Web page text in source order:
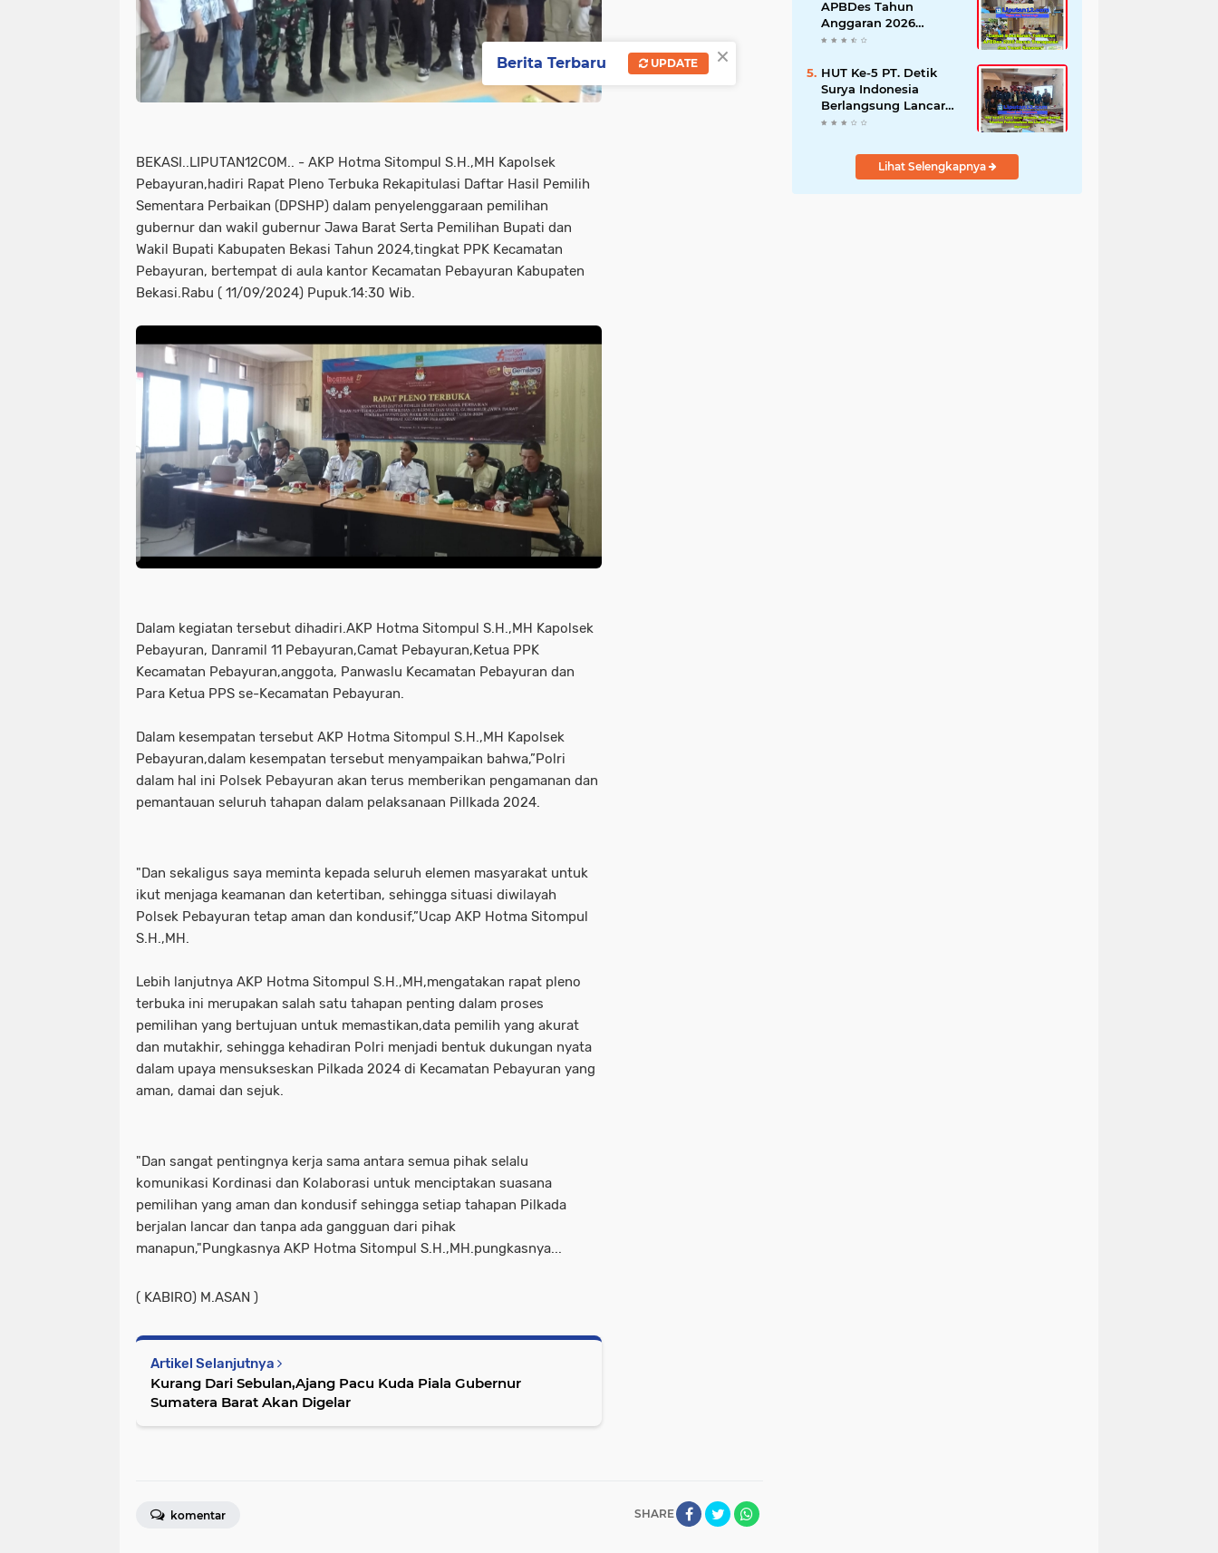
BEKASI..LIPUTAN12COM.. - AKP Hotma Sitompul S.H.,MH Kapolsek
Pebayuran,hadiri Rapat Pleno Terbuka Rekapitulasi Daftar Hasil Pemilih
Sementara Perbaikan (DPSHP) dalam penyelenggaraan pemilihan
gubernur dan wakil gubernur Jawa Barat Serta Pemilihan Bupati dan
Wakil Bupati Kabupaten Bekasi Tahun 2024,tingkat PPK Kecamatan
Pebayuran, bertempat di aula kantor Kecamatan Pebayuran Kabupaten
Bekasi.Rabu ( 11/09/2024) Pupuk.14:30 Wib.
Dalam kegiatan tersebut dihadiri.AKP Hotma Sitompul S.H.,MH Kapolsek
Pebayuran, Danramil 11 Pebayuran,Camat Pebayuran,Ketua PPK
Kecamatan Pebayuran,anggota, Panwaslu Kecamatan Pebayuran dan
Para Ketua PPS se-Kecamatan Pebayuran.
Dalam kesempatan tersebut AKP Hotma Sitompul S.H.,MH Kapolsek
Pebayuran,dalam kesempatan tersebut menyampaikan bahwa,”Polri
dalam hal ini Polsek Pebayuran akan terus memberikan pengamanan dan
pemantauan seluruh tahapan dalam pelaksanaan Pillkada 2024.
"Dan sekaligus saya meminta kepada seluruh elemen masyarakat untuk
ikut menjaga keamanan dan ketertiban, sehingga situasi diwilayah
Polsek Pebayuran tetap aman dan kondusif,”Ucap AKP Hotma Sitompul
S.H.,MH.
Lebih lanjutnya AKP Hotma Sitompul S.H.,MH,mengatakan rapat pleno
terbuka ini merupakan salah satu tahapan penting dalam proses
pemilihan yang bertujuan untuk memastikan,data pemilih yang akurat
dan mutakhir, sehingga kehadiran Polri menjadi bentuk dukungan nyata
dalam upaya mensukseskan Pilkada 2024 di Kecamatan Pebayuran yang
aman, damai dan sejuk.
"Dan sangat pentingnya kerja sama antara semua pihak selalu
komunikasi Kordinasi dan Kolaborasi untuk menciptakan suasana
pemilihan yang aman dan kondusif sehingga setiap tahapan Pilkada
berjalan lancar dan tanpa ada gangguan dari pihak
manapun,"Pungkasnya AKP Hotma Sitompul S.H.,MH.pungkasnya...
( KABIRO) M.ASAN )
Artikel Selanjutnya
Kurang Dari Sebulan,Ajang Pacu Kuda Piala Gubernur
Sumatera Barat Akan Digelar
SHARE
komentar
Permainan Oknum
APBDes Tahun
Anggaran 2026
Semester II,
Sokobanah Libatkan 12
Desa
HUT Ke-5 PT. Detik
Surya Indonesia
Berlangsung Lancar
dan Profesional,
Wartawan
Lihat Selengkapnya
×
Berita Terbaru UPDATE